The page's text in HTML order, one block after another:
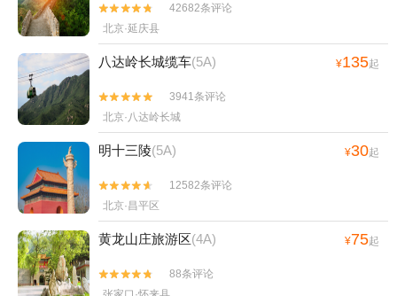


42682条评论
北京·延庆县
八达岭长城缆车(5A) ¥135起


3941条评论
北京·八达岭长城
明十三陵(5A) ¥30起


12582条评论
北京·昌平区
黄龙山庄旅游区(4A) ¥75起


88条评论